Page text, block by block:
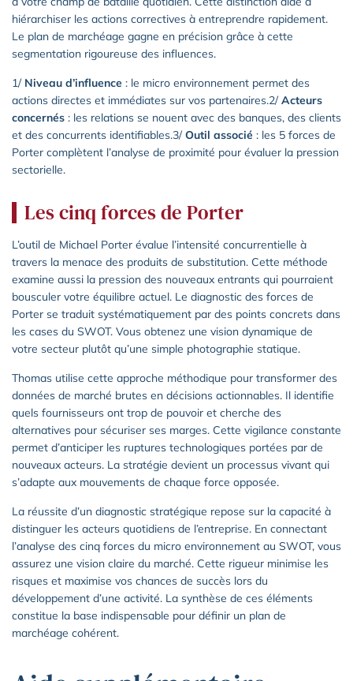
hiérarchiser les actions correctives à entreprendre rapidement.
Le plan de marchéage gagne en précision grâce à cette
segmentation rigoureuse des influences.
1/ Niveau d’influence : le micro environnement permet des
actions directes et immédiates sur vos partenaires.2/Acteurs
concernés : les relations se nouent avec des banques, des clients
et des concurrents identifiables.3/Outil associé : les 5 forces de
Porter complètent l’analyse de proximité pour évaluer la pression
sectorielle.
Les cinq forces de Porter
L’outil de Michael Porter évalue l’intensité concurrentielle à
travers la menace des produits de substitution. Cette méthode
examine aussi la pression des nouveaux entrants qui pourraient
bousculer votre équilibre actuel. Le diagnostic des forces de
Porter se traduit systématiquement par des points concrets dans
les cases du SWOT. Vous obtenez une vision dynamique de
votre secteur plutôt qu’une simple photographie statique.
Thomas utilise cette approche méthodique pour transformer des
données de marché brutes en décisions actionnables. Il identifie
quels fournisseurs ont trop de pouvoir et cherche des
alternatives pour sécuriser ses marges. Cette vigilance constante
permet d’anticiper les ruptures technologiques portées par de
nouveaux acteurs. La stratégie devient un processus vivant qui
s’adapte aux mouvements de chaque force opposée.
La réussite d’un diagnostic stratégique repose sur la capacité à
distinguer les acteurs quotidiens de l’entreprise. En connectant
l’analyse des cinq forces du micro environnement au SWOT, vous
assurez une vision claire du marché. Cette rigueur minimise les
risques et maximise vos chances de succès lors du
développement d’une activité. La synthèse de ces éléments
constitue la base indispensable pour définir un plan de
marchéage cohérent.